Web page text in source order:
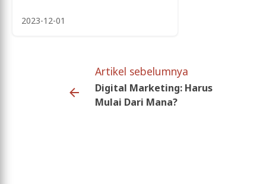
2023-12-01
Artikel sebelumnya
Digital Marketing: Harus
Mulai Dari Mana?